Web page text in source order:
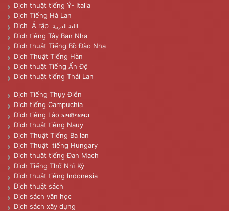
Dịch thuật tiếng Ý- Italia
Dịch Tiếng Hà Lan
Dịch Ả rập
اللغة العربية
Dịch tiếng Tây Ban Nha
Dịch thuật Tiếng Bồ Đào Nha
Dịch Thuật Tiếng Hàn
Dịch thuật Tiếng Ấn Độ
Dịch thuật tiếng Thái Lan
Dịch Tiếng Thụy Điển
Dịch tiếng Campuchia
Dịch tiếng Lào ພາສາລາວ
Dịch thuật tiếng Nauy
Dịch Thuật Tiếng Ba lan
Dịch Thuật tiếng Hungary
Dịch thuật tiếng Đan Mạch
Dịch Tiếng Thổ Nhĩ Kỳ
Dịch thuật tiếng Indonesia
Dịch thuật sách
Dịch sách văn học
Dịch sách xây dựng